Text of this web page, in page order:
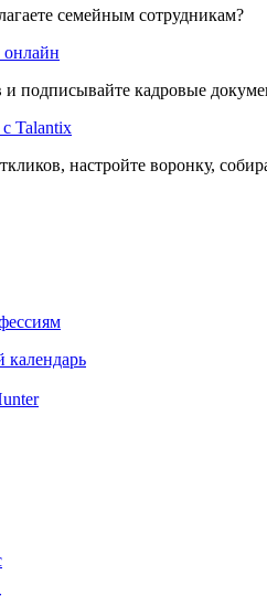
семейным сотрудникам?
онлайн
и подписывайте кадровые
с Talantix
настройте воронку,
календарь